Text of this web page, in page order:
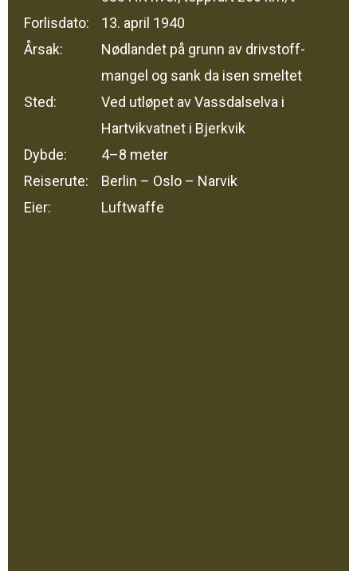
Forlisdato:
13. april 1940
Årsak:
Nødlandet på grunn av drivstoff­
mangel og sank da isen smeltet
Sted:
Ved utløpet av Vassdalselva i
Hartvikvatnet i Bjerkvik
Dybde:
4–8 meter
Reiserute:
Berlin – Oslo – Narvik
Eier:
Luftwaffe